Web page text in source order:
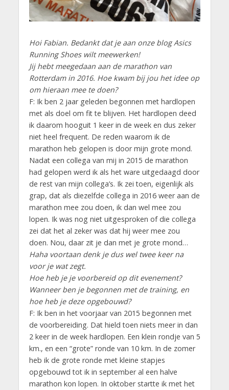
Hoi Fabian. Bedankt dat je aan onze blog Asics
Running Shoes wilt meewerken!
Jij hebt meegedaan aan de marathon van
Rotterdam in 2016. Hoe kwam bij jou het idee op
om hieraan mee te doen?
F: Ik ben 2 jaar geleden begonnen met hardlopen
met als doel om fit te blijven. Het hardlopen deed
ik daarom hooguit 1 keer in de week en dus zeker
niet heel frequent. De reden waarom ik de
marathon heb gelopen is door mijn grote mond.
Nadat een collega van mij in 2015 de marathon
had gelopen werd ik als het ware uitgedaagd door
de rest van mijn collega’s. Ik zei toen, eigenlijk als
grap, dat als diezelfde collega in 2016 weer aan de
marathon mee zou doen, ik dan wel mee zou
lopen. Ik was nog niet uitgesproken of die collega
zei dat het al zeker was dat hij weer mee zou
doen. Nou, daar zit je dan met je grote mond…
Haha voortaan denk je dus wel twee keer na
voor je wat zegt.
Hoe heb je je voorbereid op dit evenement?
Wanneer ben je begonnen met de training, en
hoe heb je deze opgebouwd?
F: Ik ben in het voorjaar van 2015 begonnen met
de voorbereiding. Dat hield toen niets meer in dan
2 keer in de week hardlopen. Een klein rondje van 5
km., en een “grote” ronde van 10 km. In de zomer
heb ik de grote ronde met kleine stapjes
opgebouwd tot ik in september al een halve
marathon kon lopen. In oktober startte ik met het